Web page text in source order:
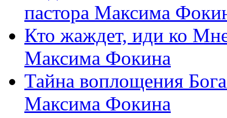
пастора Максима
Кто жаждет, иди ко
Максима Фокина
Тайна воплощения
Максима Фокина